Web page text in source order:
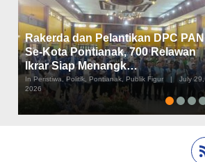
Rakerda dan Pelantikan DPC PAN
Se-Kota Pontianak, 700 Relawan
Ikrar Siap Menangk…
In Peristiwa, Politik, Pontianak, Publik Figur |
July 29,
2026